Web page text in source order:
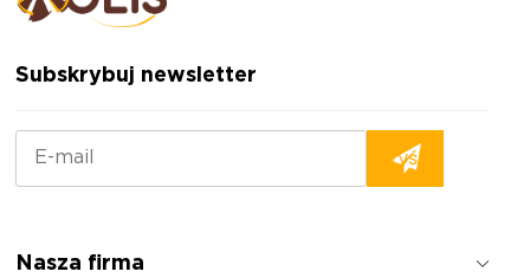
Subskrybuj newsletter
Nasza firma